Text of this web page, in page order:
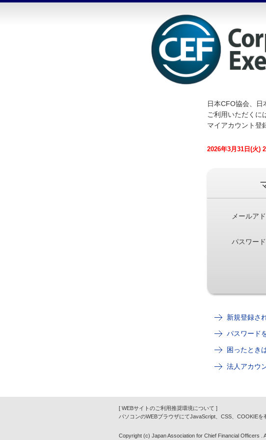
日本CFO協会、日
ご利用いただくに
マイアカウント登
2026年3月31日(火)
メールア
パスワード
新規登録さ
パスワード
困ったとき
法人アカウ
[ WEBサイトのご利用推奨環境について ]
パソコンのWEBブラウザにてJavaScript、CSS、COOKIEを
Copyright (c) Japan Association for Chief Financial Officers .